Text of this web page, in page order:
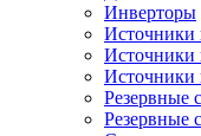
Инверторы
Источники
Источники
Источники
Резервные
Резервные